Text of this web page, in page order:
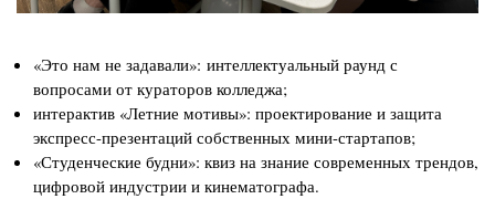
«Это нам не задавали»: интеллектуальный раунд с
вопросами от кураторов колледжа;
интерактив «Летние мотивы»: проектирование и защита
экспресс-презентаций собственных мини-стартапов;
«Студенческие будни»: квиз на знание современных трендов,
цифровой индустрии и кинематографа.